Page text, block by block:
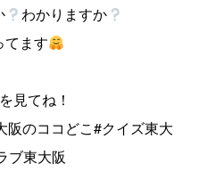
わかりますか
てます
見てね！
阪のココどこ#クイズ東大
ブ東大阪